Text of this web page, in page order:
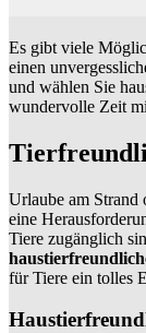
Es gibt viele
einen
und wählen Sie
wundervolle Zeit
Urlaube am Strand
eine
Tiere zugänglich
für Tiere ein tolles